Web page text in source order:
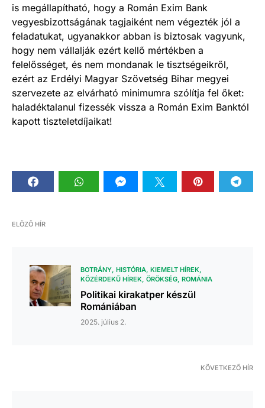
is megállapítható, hogy a Román Exim Bank
vegyesbizottságának tagjaiként nem végezték jól a
feladatukat, ugyanakkor abban is biztosak vagyunk,
hogy nem vállalják ezért kellő mértékben a
felelősséget, és nem mondanak le tisztségeikről,
ezért az Erdélyi Magyar Szövetség Bihar megyei
szervezete az elvárható minimumra szólítja fel őket:
haladéktalanul fizessék vissza a Román Exim Banktól
kapott tiszteletdíjaikat!
ELŐZŐ HÍR
BOTRÁNY HISTÓRIA KIEMELT HÍREK
KÖZÉRDEKŰ HÍREK ÖRÖKSÉG ROMÁNIA
Politikai kirakatper készül
Romániában
2025. július 2.
KÖVETKEZŐ HÍR